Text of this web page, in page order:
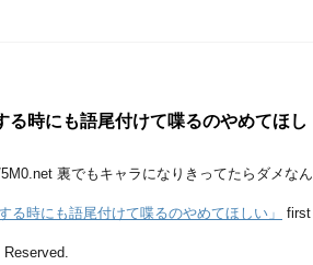
時にも語尾付けて喋るのやめてほし
裏でもキャラになりきってたらダメなん
る時にも語尾付けて喋るのやめてほしい」
first